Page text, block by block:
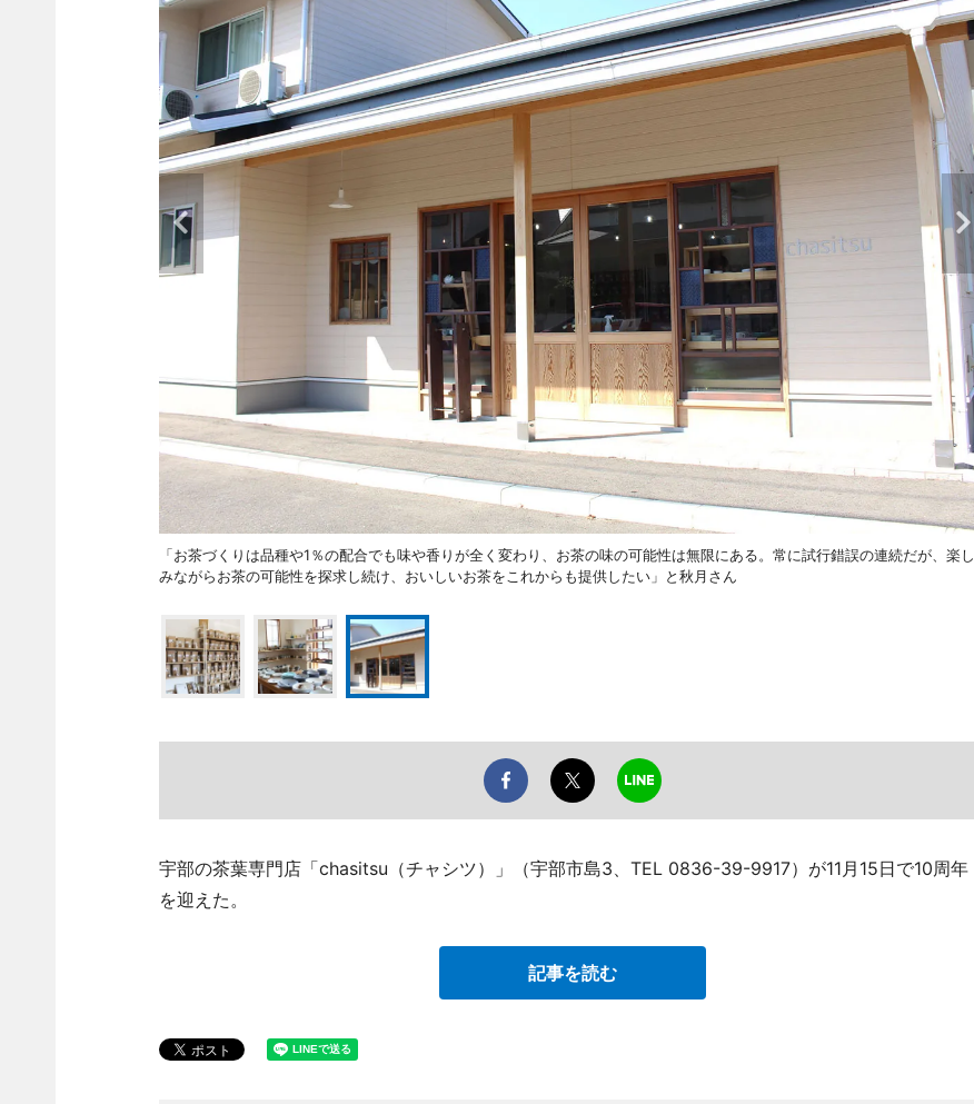
「お茶づくりは品種や1％の配合でも味や香りが全く変わり、お茶の味の可能性は無限にある。常に試行錯誤の連続だが、楽し
みながらお茶の可能性を探求し続け、おいしいお茶をこれからも提供したい」と秋月さん
宇部の茶葉専門店「chasitsu（チャシツ）」（宇部市島3、TEL 0836-39-9917）が11月15日で10周年
を迎えた。
記事を読む